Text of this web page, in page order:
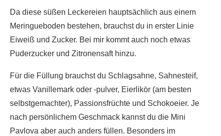
Da diese süßen Leckereien hauptsächlich aus einem
Meringueboden bestehen, brauchst du in erster Linie
Eiweiß und Zucker. Bei mir kommt auch noch etwas
Puderzucker und Zitronensaft hinzu.
Für die Füllung brauchst du Schlagsahne, Sahnesteif,
etwas Vanillemark oder -pulver, Eierlikör (am besten
selbstgemachter), Passionsfrüchte und Schokoeier. Je
nach persönlichem Geschmack kannst du die Mini
Pavlova aber auch anders füllen. Besonders im